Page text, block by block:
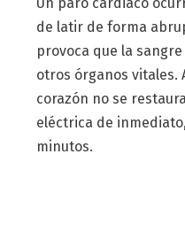
de latir de forma
provoca que la
otros órganos vitales.
corazón no se
eléctrica de
minutos.